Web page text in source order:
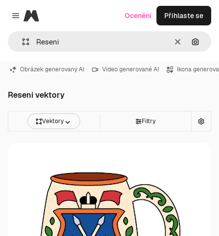
Close menu
Magnific
ZrušitHledat
Ocenění Přihlaste se
Obrázek generovaný AI Video generované AI Ikona
Reseni vektory
Vektory Filtry